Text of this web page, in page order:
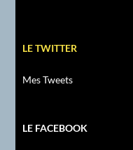
LE TWITTER
Mes Tweets
LE FACEBOOK